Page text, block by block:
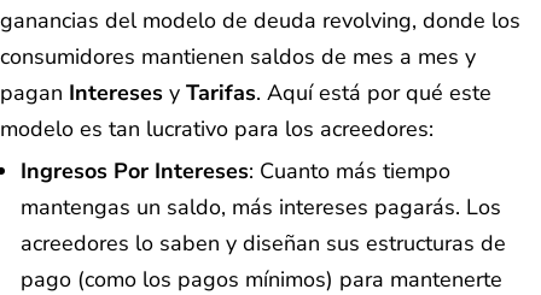
ganancias del modelo de deuda revolving, donde los
consumidores mantienen saldos de mes a mes y
pagan Intereses y Tarifas. Aquí está por qué este
modelo es tan lucrativo para los acreedores:
Ingresos Por Intereses: Cuanto más tiempo
mantengas un saldo, más intereses pagarás. Los
acreedores lo saben y diseñan sus estructuras de
pago (como los pagos mínimos) para mantenerte